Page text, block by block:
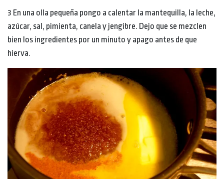
3 En una olla pequeña pongo a calentar la mantequilla, la leche,
azúcar, sal, pimienta, canela y jengibre. Dejo que se mezclen
bien los ingredientes por un minuto y apago antes de que
hierva.